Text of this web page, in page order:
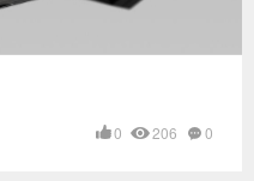
0 206 0